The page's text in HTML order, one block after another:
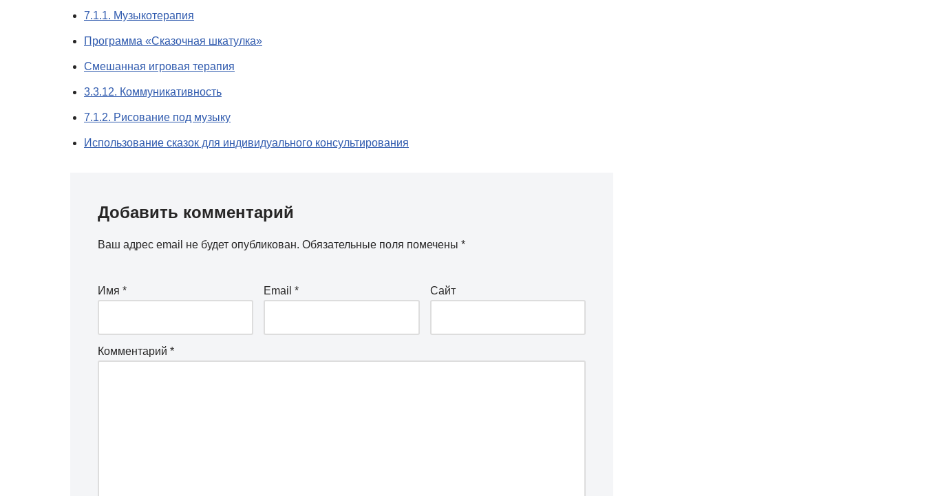
7.1.1. Музыкотерапия
Программа «Сказочная шкатулка»
Смешанная игровая терапия
3.3.12. Коммуникативность
7.1.2. Рисование под музыку
Использование сказок для индивидуального консультирования
Добавить комментарий
Ваш адрес email не будет опубликован. Обязательные поля помечены *
Имя * Email* Сайт
Комментарий *